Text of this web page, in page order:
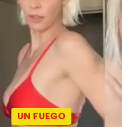
UN FUEGO